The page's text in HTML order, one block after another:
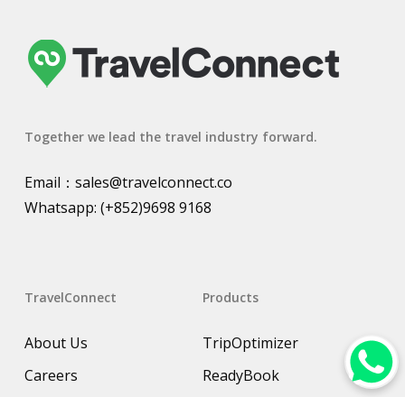
Together we lead the travel industry forward.
Email： sales@travelconnect.co
Whatsapp: (+852)9698 9168
TravelConnect
About Us
Careers
Products
TripOptimizer
ReadyBook